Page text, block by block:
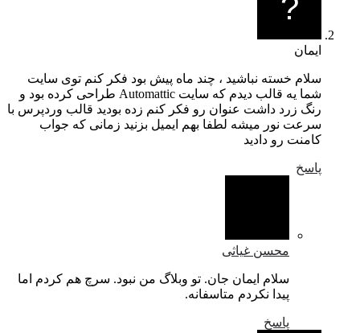
سلام خسته نباشید ، چند ماه پیش بود فکر کنم توی سایت
شما یه قالب دیدم که سایت Automattic طراحی کرده بود و
رنگ زرد داشت عنوان رو فکر کنم زده بودید قالب وردپرس با
سرعت نور میشه لطفا بهم ایمیل بزنید زمانی که جواب
کامنت رو دادید
محسن غیاثی
سلام ایمان جان. تو وبلاگ من نبود. سرچ هم کردم اما
پیدا نکردم متاسفانه.